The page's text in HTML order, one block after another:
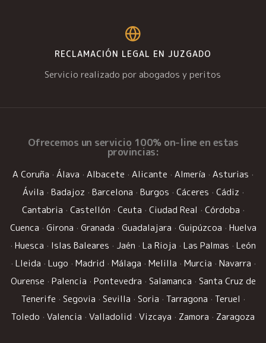
RECLAMACIÓN LEGAL EN JUZGADO
Servicio realizado por abogados y peritos
Ofrecemos un servicio 100% on-line en estas
provincias:
A Coruña · Álava · Albacete · Alicante · Almería · Asturias ·
Ávila · Badajoz · Barcelona · Burgos · Cáceres · Cádiz ·
Cantabria · Castellón · Ceuta · Ciudad Real · Córdoba ·
Cuenca · Girona · Granada · Guadalajara · Guipúzcoa · Huelva
· Huesca · Islas Baleares · Jaén · La Rioja · Las Palmas · León
· Lleida · Lugo · Madrid · Málaga · Melilla · Murcia · Navarra ·
Ourense · Palencia · Pontevedra · Salamanca · Santa Cruz de
Tenerife · Segovia · Sevilla · Soria · Tarragona · Teruel ·
Toledo · Valencia · Valladolid · Vizcaya · Zamora · Zaragoza